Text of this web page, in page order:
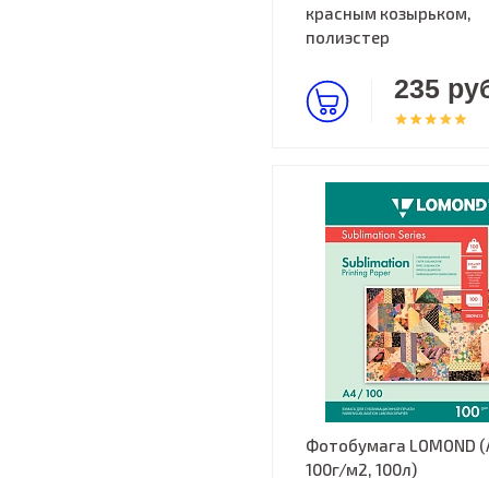
красным козырьком,
полиэстер
235
Фотобумага LOMOND
100г/м2, 100л)